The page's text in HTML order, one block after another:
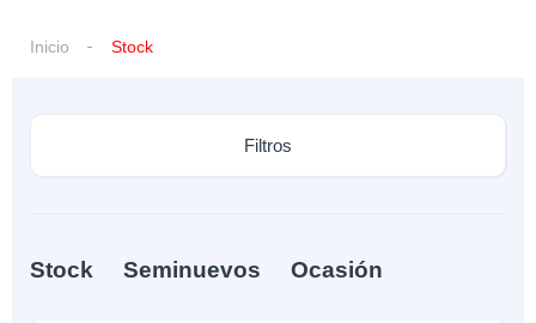
Inicio Stock
Filtros
Stock Seminuevos Ocasión